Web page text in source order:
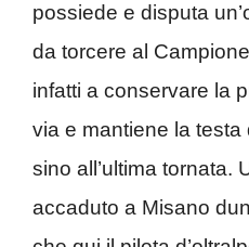
possiede e disputa
da torcere al
infatti a conservare la
via e mantiene la
sino all’ultima tornata.
accaduto a Misano